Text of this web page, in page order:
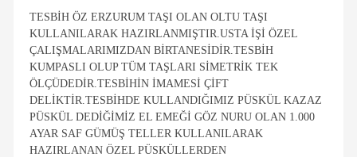
TESBIH ÖZ ERZURUM TAŞI OLAN OLTU TAŞI
KULLANILARAK HAZIRLANMIŞTIR.USTA IŞI ÖZEL
ÇALIŞMALARIMIZDAN BIRTANESIDIR.TESBIH
KUMPASLI OLUP TÜM TAŞLARI SIMETRIK TEK
ÖLÇÜDEDIR.TESBIHIN IMAMESI ÇIFT
DELIKTIR.TESBIHDE KULLANDIĞIMIZ PÜSKÜL KAZAZ
PÜSKÜL DEDIĞIMIZ EL EMEĞI GÖZ NURU OLAN 1.000
AYAR SAF GÜMÜŞ TELLER KULLANILARAK
HAZIRLANAN ÖZEL PÜSKÜLLERDEN